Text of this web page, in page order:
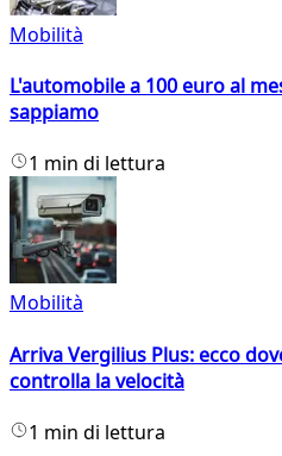
Mobilità
L'automobile a 100 euro al
sappiamo
1 min di lettura
Mobilità
Arriva Vergilius Plus: ecco
controlla la velocità
1 min di lettura